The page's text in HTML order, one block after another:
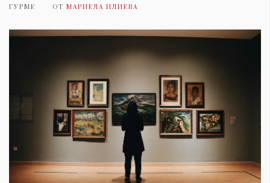
ГУРМЕ ОТ МАРИЕЛА ИЛИЕВА